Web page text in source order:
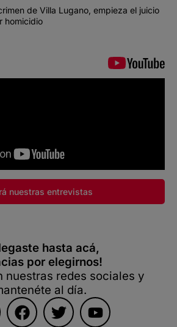
de Villa Lugano, empieza el juicio
homicidio
nuestras entrevistas
hasta acá,
por elegirnos!
nuestras redes sociales y
al día.